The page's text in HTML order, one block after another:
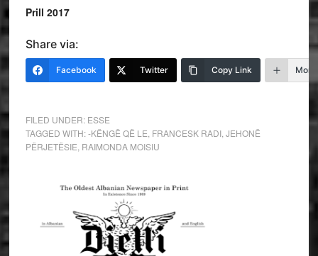
Prill 2017
Share via:
Facebook Twitter Copy Link More
FILED UNDER: ESSE
TAGGED WITH:-KËNGË QË LE FRANCESK RADI, JEHONË
PËRJETËSIE RAIMONDA MOISIU